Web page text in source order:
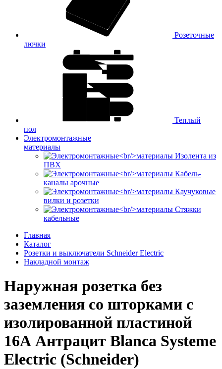
Розеточные
лючки
Теплый
пол
Электромонтажные
материалы
Изолента из
ПВХ
Кабель-
каналы арочные
Каучуковые
вилки и розетки
Стяжки
кабельные
Главная
Каталог
Розетки и выключатели Schneider Electric
Накладной монтаж
Наружная розетка без
заземления со шторками с
изолированной пластиной
16А Антрацит Blanca Systeme
Electric (Schneider)